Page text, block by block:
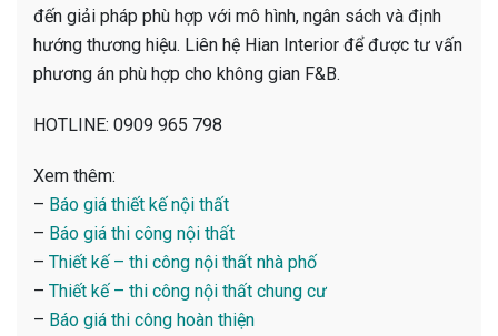
đến giải pháp phù hợp với mô hình, ngân sách và định
hướng thương hiệu. Liên hệ Hian Interior để được tư vấn
phương án phù hợp cho không gian F&B.
HOTLINE: 0909 965 798
Xem thêm:
– Báo giá thiết kế nội thất
– Báo giá thi công nội thất
– Thiết kế – thi công nội thất nhà phố
– Thiết kế – thi công nội thất chung cư
– Báo giá thi công hoàn thiện